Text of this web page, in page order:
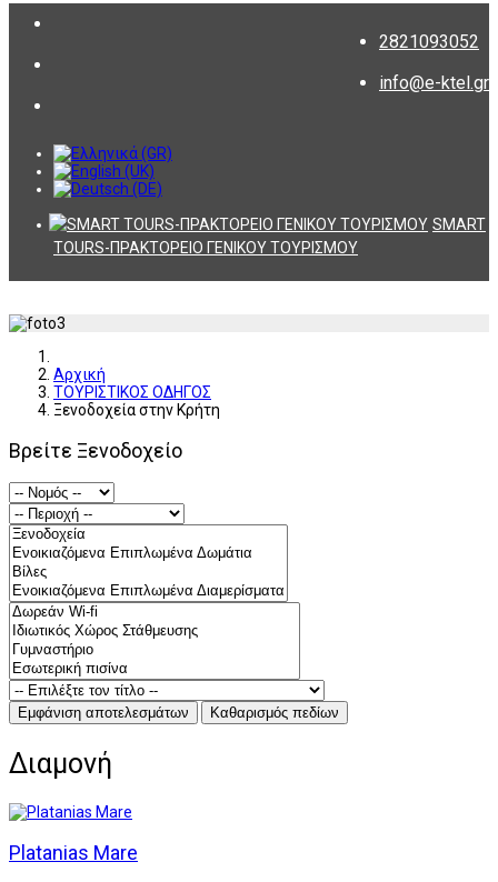
2821093052
info@e-ktel.gr
SMART
TOURS-ΠΡΑΚΤΟΡΕΙΟ ΓΕΝΙΚΟΥ ΤΟΥΡΙΣΜΟΥ
Αρχική
ΤΟΥΡΙΣΤΙΚΟΣ ΟΔΗΓΟΣ
Ξενοδοχεία στην Κρήτη
Βρείτε Ξενοδοχείο
Διαμονή
Platanias Mare